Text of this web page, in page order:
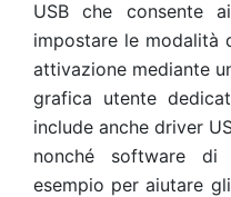
USB che consente
impostare le modalità
attivazione mediante
grafica utente
include anche driver
nonché software
esempio per aiutare